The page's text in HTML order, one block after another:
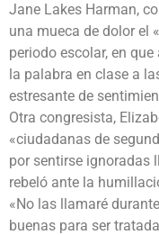
Jane Lakes Harman,
una mueca de dolor el
periodo escolar, en
la palabra en clase a
estresante de
Otra congresista,
«ciudadanas de
por sentirse ignoradas
rebeló ante la
«No las llamaré
buenas para ser